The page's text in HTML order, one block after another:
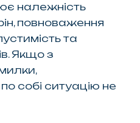
належність
повноваження
та
Якщо з
собі ситуацію не